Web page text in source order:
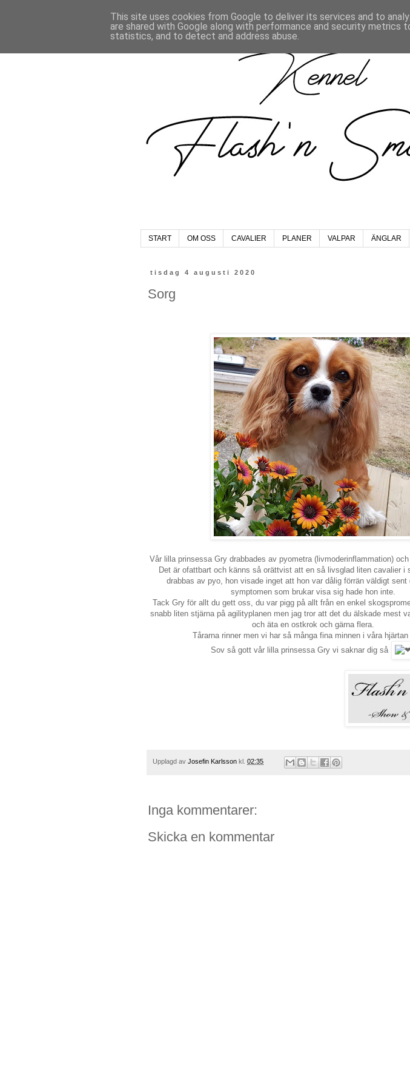
START OM OSS CAVALIER PLANER VALPAR ÄNGLAR
tisdag 4 augusti 2020
Sorg
Vår lilla prinsessa Gry drabbades av pyometra (livmoderinflammation)
Det är ofattbart och känns så orättvist att en så livsglad liten cavalier i
drabbas av pyo, hon visade inget att hon var dålig förrän väldigt sent
symptomen som brukar visa sig hade hon inte.
Tack Gry för allt du gett oss, du var pigg på allt från en enkel
snabb liten stjärna på agilityplanen men jag tror att det du älskade mest
och äta en ostkrok och gärna flera.
Tårarna rinner men vi har så många fina minnen i våra
Sov så gott vår lilla prinsessa Gry vi saknar dig så
Upplagd av Josefin Karlsson kl. 02:35
Inga kommentarer:
Skicka en kommentar
This site uses cookies from Google to deliver its services and to
are shared with Google along with performance and security metrics
statistics, and to detect and address abuse.